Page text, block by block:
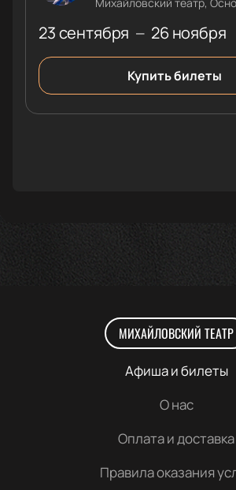
23 сентября — 26 ноября
Купить билеты
МИХАЙЛОВСКИЙ ТЕАТР
Афиша и билеты
О нас
Оплата и доставка
Правила оказания